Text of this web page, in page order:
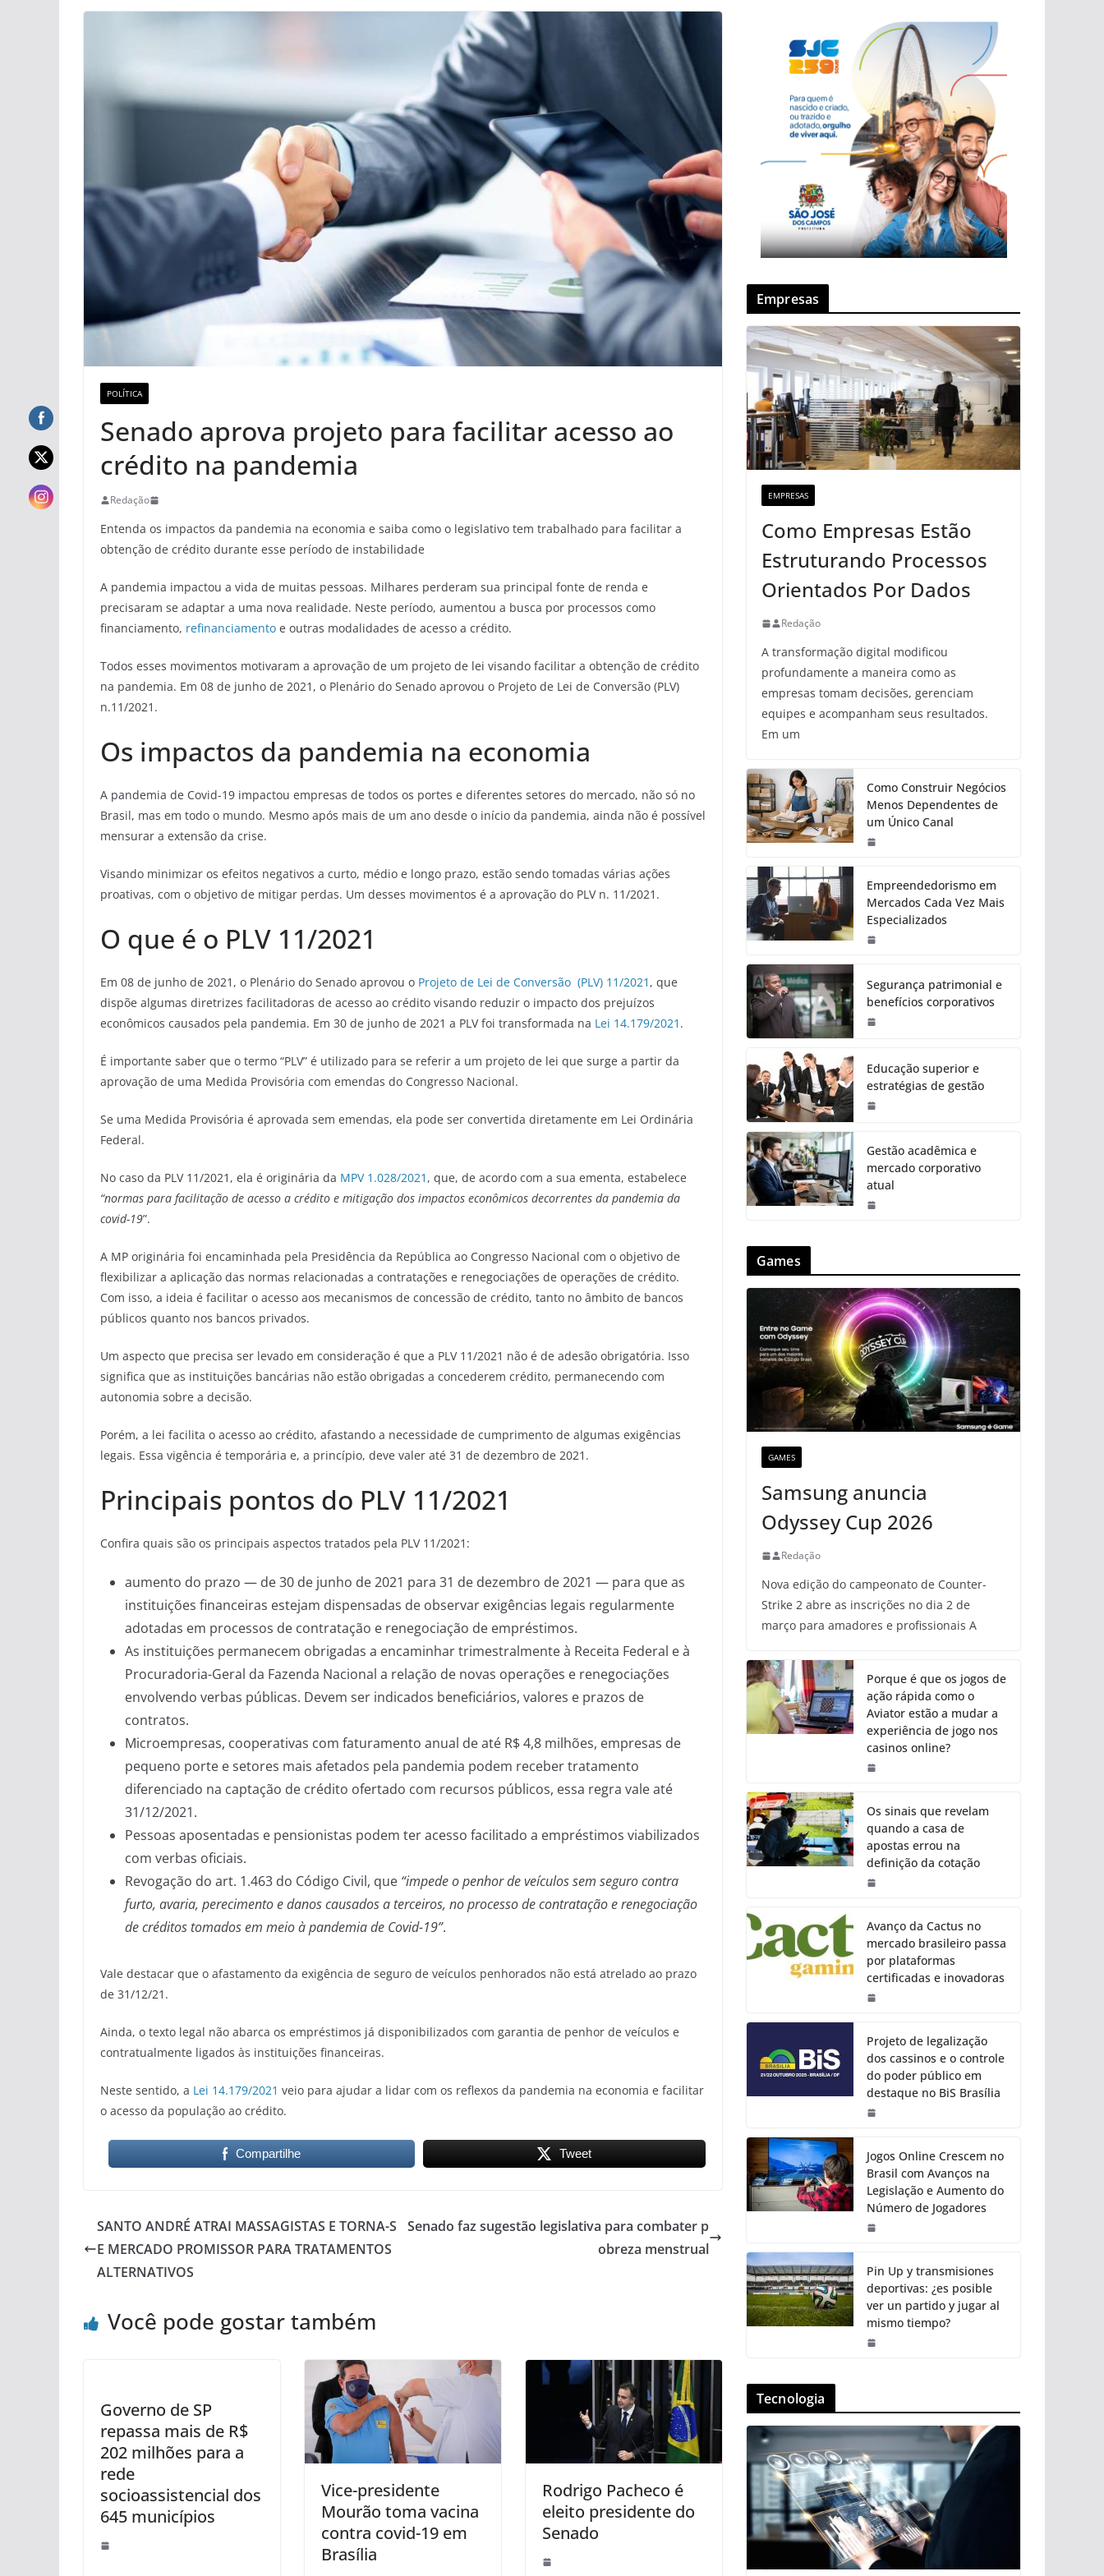
POLÍTICA
Senado aprova projeto para facilitar acesso ao
crédito na pandemia
Redação
Entenda os impactos da pandemia na economia e saiba como o legislativo tem trabalhado para facilitar a
obtenção de crédito durante esse período de instabilidade
A pandemia impactou a vida de muitas pessoas. Milhares perderam sua principal fonte de renda e
precisaram se adaptar a uma nova realidade. Neste período, aumentou a busca por processos como
financiamento, refinanciamento e outras modalidades de acesso a crédito.
Todos esses movimentos motivaram a aprovação de um projeto de lei visando facilitar a obtenção de crédito
na pandemia. Em 08 de junho de 2021, o Plenário do Senado aprovou o Projeto de Lei de Conversão (PLV)
n.11/2021.
Os impactos da pandemia na economia
A pandemia de Covid-19 impactou empresas de todos os portes e diferentes setores do mercado, não só no
Brasil, mas em todo o mundo. Mesmo após mais de um ano desde o início da pandemia, ainda não é possível
mensurar a extensão da crise.
Visando minimizar os efeitos negativos a curto, médio e longo prazo, estão sendo tomadas várias ações
proativas, com o objetivo de mitigar perdas. Um desses movimentos é a aprovação do PLV n. 11/2021.
O que é o PLV 11/2021
Em 08 de junho de 2021, o Plenário do Senado aprovou o Projeto de Lei de Conversão (PLV) 11/2021 , que
dispõe algumas diretrizes facilitadoras de acesso ao crédito visando reduzir o impacto dos prejuízos
econômicos causados pela pandemia. Em 30 de junho de 2021 a PLV foi transformada na Lei 14.179/2021 .
É importante saber que o termo “PLV” é utilizado para se referir a um projeto de lei que surge a partir da
aprovação de uma Medida Provisória com emendas do Congresso Nacional.
Se uma Medida Provisória é aprovada sem emendas, ela pode ser convertida diretamente em Lei Ordinária
Federal.
No caso da PLV 11/2021, ela é originária da MPV 1.028/2021 , que, de acordo com a sua ementa, estabelece
“normas para facilitação de acesso a crédito e mitigação dos impactos econômicos decorrentes da pandemia da
covid-19”.
A MP originária foi encaminhada pela Presidência da República ao Congresso Nacional com o objetivo de
flexibilizar a aplicação das normas relacionadas a contratações e renegociações de operações de crédito.
Com isso, a ideia é facilitar o acesso aos mecanismos de concessão de crédito, tanto no âmbito de bancos
públicos quanto nos bancos privados.
Um aspecto que precisa ser levado em consideração é que a PLV 11/2021 não é de adesão obrigatória. Isso
significa que as instituições bancárias não estão obrigadas a concederem crédito, permanecendo com
autonomia sobre a decisão.
Porém, a lei facilita o acesso ao crédito, afastando a necessidade de cumprimento de algumas exigências
legais. Essa vigência é temporária e, a princípio, deve valer até 31 de dezembro de 2021.
Principais pontos do PLV 11/2021
Confira quais são os principais aspectos tratados pela PLV 11/2021:
aumento do prazo — de 30 de junho de 2021 para 31 de dezembro de 2021 — para que as
instituições financeiras estejam dispensadas de observar exigências legais regularmente
adotadas em processos de contratação e renegociação de empréstimos.
As instituições permanecem obrigadas a encaminhar trimestralmente à Receita Federal e à
Procuradoria-Geral da Fazenda Nacional a relação de novas operações e renegociações
envolvendo verbas públicas. Devem ser indicados beneficiários, valores e prazos de
contratos.
Microempresas, cooperativas com faturamento anual de até R$ 4,8 milhões, empresas de
pequeno porte e setores mais afetados pela pandemia podem receber tratamento
diferenciado na captação de crédito ofertado com recursos públicos, essa regra vale até
31/12/2021.
Pessoas aposentadas e pensionistas podem ter acesso facilitado a empréstimos viabilizados
com verbas oficiais.
Revogação do art. 1.463 do Código Civil, que “impede o penhor de veículos sem seguro contra
furto, avaria, perecimento e danos causados a terceiros, no processo de contratação e renegociação
de créditos tomados em meio à pandemia de Covid-19”.
Vale destacar que o afastamento da exigência de seguro de veículos penhorados não está atrelado ao prazo
de 31/12/21.
Ainda, o texto legal não abarca os empréstimos já disponibilizados com garantia de penhor de veículos e
contratualmente ligados às instituições financeiras.
Neste sentido, a Lei 14.179/2021 veio para ajudar a lidar com os reflexos da pandemia na economia e facilitar
o acesso da população ao crédito.
Compartilhe Tweet
SANTO ANDRÉ ATRAI MASSAGISTAS E TORNA-S
E MERCADO PROMISSOR PARA TRATAMENTOS
ALTERNATIVOS
Senado faz sugestão legislativa para combater p
obreza menstrual
Você pode gostar também
Governo de SP
repassa mais de R$
202 milhões para a
rede
socioassistencial dos
645 municípios
Vice-presidente
Mourão toma vacina
contra covid-19 em
Brasília
Rodrigo Pacheco é
eleito presidente do
Senado
Empresas
EMPRESAS
Como Empresas Estão
Estruturando Processos
Orientados Por Dados
Redação
A transformação digital modificou
profundamente a maneira como as
empresas tomam decisões, gerenciam
equipes e acompanham seus resultados.
Em um
Como Construir Negócios
Menos Dependentes de
um Único Canal
Empreendedorismo em
Mercados Cada Vez Mais
Especializados
Segurança patrimonial e
benefícios corporativos
Educação superior e
estratégias de gestão
Gestão acadêmica e
mercado corporativo
atual
Games
GAMES
Samsung anuncia
Odyssey Cup 2026
Redação
Nova edição do campeonato de Counter-
Strike 2 abre as inscrições no dia 2 de
março para amadores e profissionais A
Porque é que os jogos de
ação rápida como o
Aviator estão a mudar a
experiência de jogo nos
casinos online?
Os sinais que revelam
quando a casa de
apostas errou na
definição da cotação
Avanço da Cactus no
mercado brasileiro passa
por plataformas
certificadas e inovadoras
Projeto de legalização
dos cassinos e o controle
do poder público em
destaque no BiS Brasília
Jogos Online Crescem no
Brasil com Avanços na
Legislação e Aumento do
Número de Jogadores
Pin Up y transmisiones
deportivas: ¿es posible
ver un partido y jugar al
mismo tiempo?
Tecnologia